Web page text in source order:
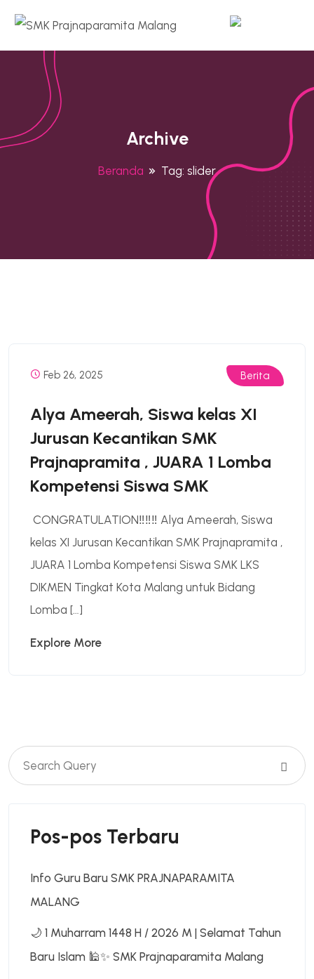
Archive
Beranda Tag: slider
Feb 26, 2025 Berita
Alya Ameerah, Siswa kelas XI
Jurusan Kecantikan SMK
Prajnapramita , JUARA 1 Lomba
Kompetensi Siswa SMK
CONGRATULATION‼️‼️‼️ Alya Ameerah, Siswa
kelas XI Jurusan Kecantikan SMK Prajnapramita ,
JUARA 1 Lomba Kompetensi Siswa SMK LKS
DIKMEN Tingkat Kota Malang untuk Bidang
Lomba […]
Explore More
Pos-pos Terbaru
Info Guru Baru SMK PRAJNAPARAMITA
MALANG
🌙 1 Muharram 1448 H / 2026 M | Selamat Tahun
Baru Islam 🕌✨ SMK Prajnaparamita Malang